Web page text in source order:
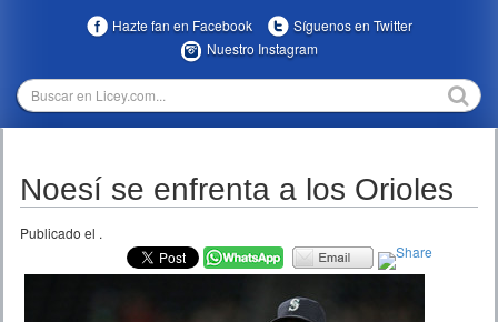
MULTIMEDIA
TEMPORADAS
Hazte fan en Facebook
Síguenos en Twitter
Nuestro Instagram
Noesí se enfrenta a los Orioles
Publicado el .